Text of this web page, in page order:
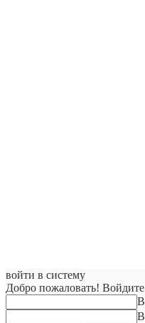
войти в систему
Добро пожаловать!